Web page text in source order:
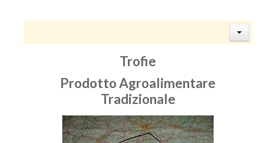
Trofie
Prodotto Agroalimentare
Tradizionale